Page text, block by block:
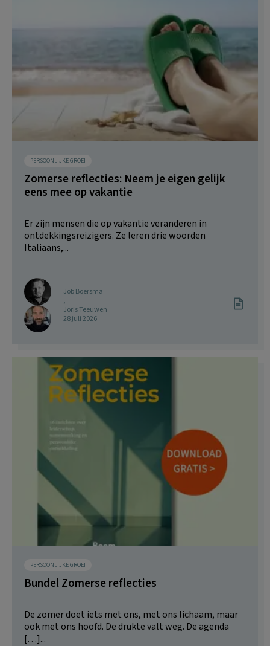
PERSOONLIJKE GROEI
Zomerse reflecties: Neem je eigen gelijk
eens mee op vakantie
Er zijn mensen die op vakantie veranderen in
ontdekkingsreizigers. Ze leren drie woorden
Italiaans,...
Job Boersma
,
Joris Teeuwen
28 juli 2026
PERSOONLIJKE GROEI
Bundel Zomerse reflecties
De zomer doet iets met ons, met ons lichaam, maar
ook met ons hoofd. De drukte valt weg. De agenda
[…]...